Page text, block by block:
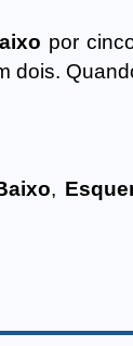
por
dois.
,